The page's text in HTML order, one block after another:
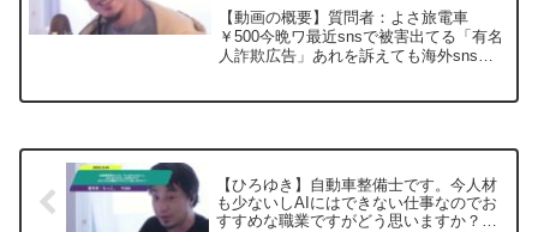
に罰せられないですよね?ー ひ
ろゆき切り抜き 20240404
【動画の概要】質問者：よさ旅電車
￥500今晩ワ最近snsで被害出てる「有名
人詐欺広告」あれを訴えても海外snsは
【ひろゆき】自動車整備士です。今人材
も少ないしAIにはできない仕事なのでお
すすめな職業ですがどう思いますか？